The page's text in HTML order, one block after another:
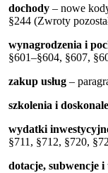
dochody – nowe
§244 (Zwroty
wynagrodzenia i
§601–§604, §607,
zakup usług –
szkolenia i
wydatki
§711, §712, §720,
dotacje, subwencje